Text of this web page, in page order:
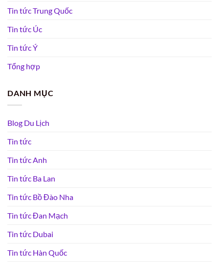
Tin tức Trung Quốc
Tin tức Úc
Tin tức Ý
Tổng hợp
DANH MỤC
Blog Du Lịch
Tin tức
Tin tức Anh
Tin tức Ba Lan
Tin tức Bồ Đào Nha
Tin tức Đan Mạch
Tin tức Dubai
Tin tức Hàn Quốc